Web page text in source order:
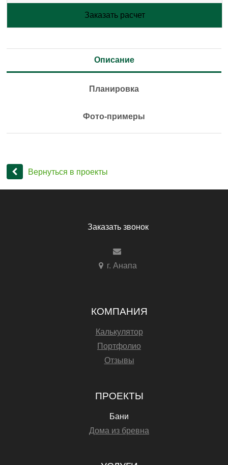
Заказать расчет
Описание
Планировка
Фото-примеры
Вернуться в проекты
Заказать звонок
г. Анапа
КОМПАНИЯ
Калькулятор
Портфолио
Отзывы
ПРОЕКТЫ
Бани
Дома из бревна